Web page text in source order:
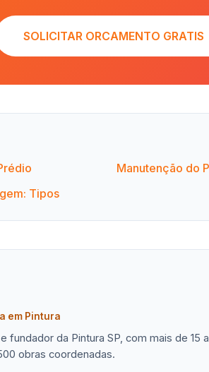
SOLICITAR ORCAMENTO GRATIS
Manutenção do
Tipos
em Pintura
fundador da Pintura SP, com mais de
obras coordenadas.